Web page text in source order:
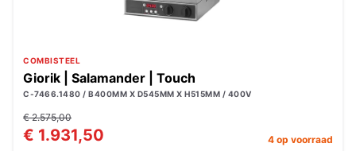
COMBISTEEL
Giorik | Salamander | Touch
C-7466.1480 / B400MM X D545MM X H515MM / 400V
€ 2.575,00
€ 1.931,50 4 op voorraad